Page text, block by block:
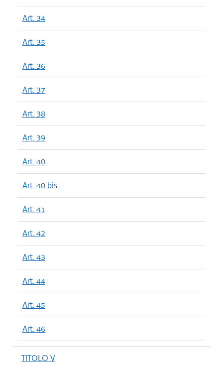
Art. 34
Art. 35
Art. 36
Art. 37
Art. 38
Art. 39
Art. 40
Art. 40 bis
Art. 41
Art. 42
Art. 43
Art. 44
Art. 45
Art. 46
TITOLO V